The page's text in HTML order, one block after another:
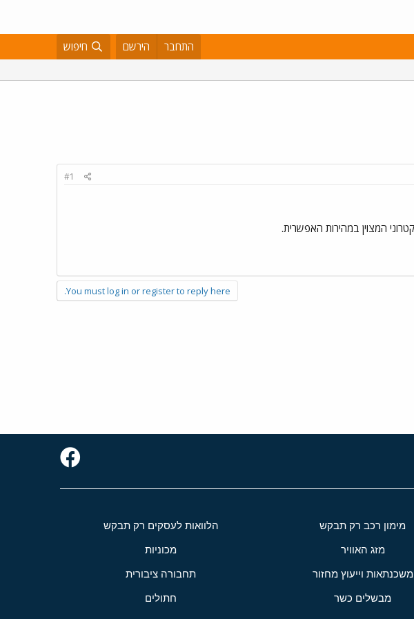
התחבר הירשם חיפוש
#1
You must log in or register to reply here.
מימון רכב רק תבקש הלוואות לעסקים רק תבקש
מזג האוויר מכוניות
משכנתאות וייעוץ מחזור תחבורה ציבורית
מבשלים כשר חתולים